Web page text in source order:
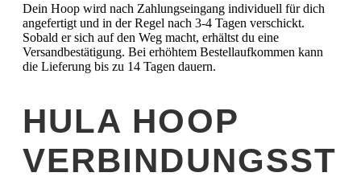
Dein Hoop wird nach Zahlungseingang individuell für dich
angefertigt und in der Regel nach 3-4 Tagen verschickt.
Sobald er sich auf den Weg macht, erhältst du eine
Versandbestätigung. Bei erhöhtem Bestellaufkommen kann
die Lieferung bis zu 14 Tagen dauern.
HULA HOOP